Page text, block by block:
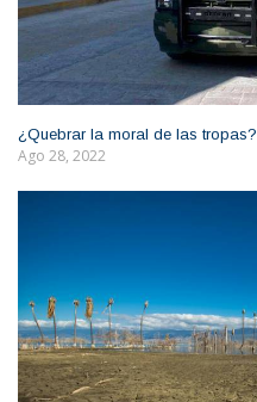
¿Quebrar la moral de las tropas?
Ago 28, 2022